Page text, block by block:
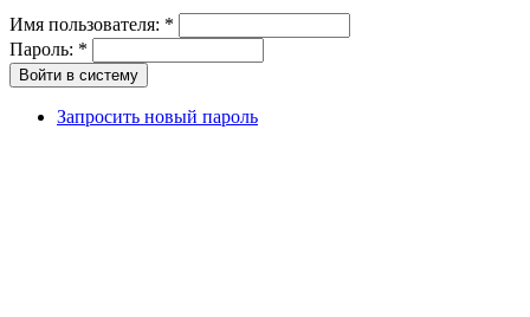
Имя пользователя: *
Пароль: *
Запросить новый пароль